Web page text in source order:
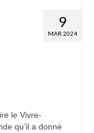
9
MAR 2024
le Vivre-
qu’il a donné